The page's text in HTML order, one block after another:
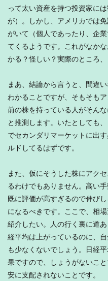
って太い資産を持つ投資家に
が）。しかし、アメリカでは
がいて（個人であったり、企
てくるようです。これがなか
かる？怪しい？実際のところ
まあ、結論から言うと、間違
わかることですが、そもそも
前の株を持っている人がそん
と推測します。いたとしても
でセカンダリマーケットに出
ルドしてるはずです。
また、仮にそうした株にアク
るわけでもありません。高い
既に評価が高すぎるので伸び
になるべきです。ここで、相
紹介したい。人の行く裏に道
経平均は上がっているのに、
も少なくないでしょう。日経
果ですので、しょうがないこ
安に支配されないことです。